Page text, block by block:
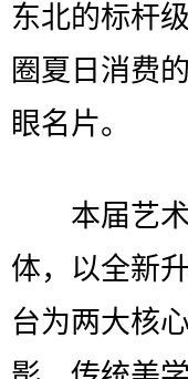
东北的标杆
圈夏日消费
眼名片。
本届艺术
体，以全新
台为两大核